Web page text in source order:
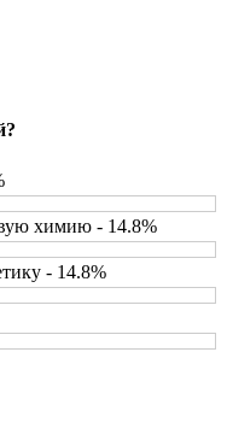
химию - 14.8%
- 14.8%